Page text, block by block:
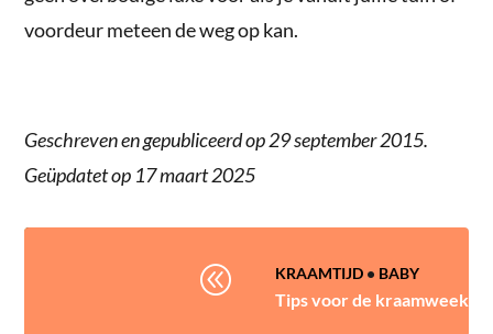
voordeur meteen de weg op kan.
Geschreven en gepubliceerd op 29 september 2015.
Geüpdatet op 17 maart 2025
@ KRAAMTIJD• BABY
Tips voor de kraamweek